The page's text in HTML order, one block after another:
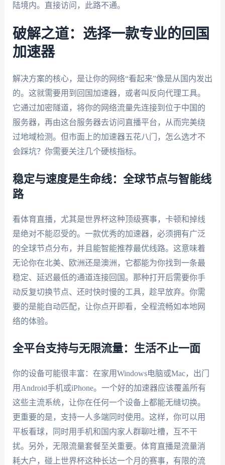
陆境内。直接访问，此路不通。
破解之道：选择一款专业的回国
加速器
解决方案的核心，是让你的网络“看起来”像是从国内发出
的。这就需要用到回国加速器，或者叫反向代理工具。
它通过加密隧道，将你的网络流量先连接到位于中国的
服务器，再由这台服务器去访问直播平台，从而完美绕
过地域检测。但市面上的加速器五花八门，怎么选才不
会踩坑？你需要关注几个硬核指标。
稳定与速度是生命线：全球节点与智能线
路
看体育直播，尤其是世界杯这种顶级赛事，卡顿和掉线
是绝对不能忍受的。一款优秀的加速器，必须拥有广泛
的全球节点分布，并且能智能推荐最优线路。这意味着
无论你在北美、欧洲还是澳洲，它都能为你找到一条最
稳定、延迟最低的通道连接回国。那种打开后需要你手
动反复切换节点、还时快时慢的工具，趁早放弃。你需
要的是能自动匹配，让你点开即看，全程流畅如本地网
络的体验。
全平台支持与无限流量：生活不止一面
你的设备可能很丰富：在家用Windows电脑或Mac，出门
用Android手机或iPhone。一个好的加速器应该覆盖所有
这些主流系统，让你在任何一个设备上都能无缝切换。
更重要的是，支持一人多端同时使用。这样，你可以用
平板看球，同时用手机和国内家人群聊吐槽，互不干
扰。另外，无限流量套餐至关重要。体育直播是流量消
耗大户，碰上世界杯这种长达一个月的赛事，有限的流